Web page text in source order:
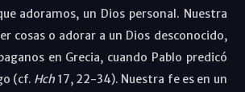
adoramos, un Dios personal. Nuestra
cosas o adorar a un Dios desconocido,
en Grecia, cuando Pablo predicó
(cf. Hch 17, 22-34). Nuestra fe es en un